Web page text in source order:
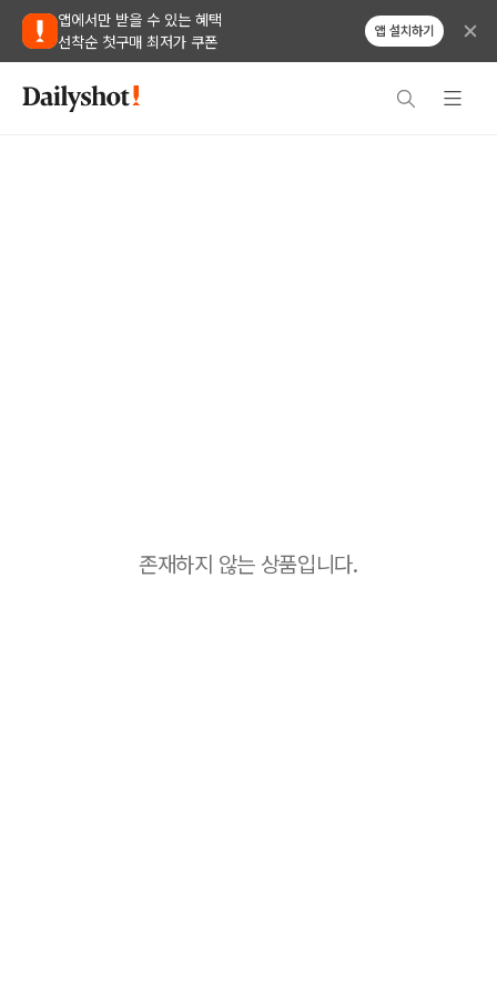
앱에서만 받을 수 있는 혜택
선착순 첫구매 최저가 쿠폰
앱 설치하기
존재하지 않는 상품입니다.